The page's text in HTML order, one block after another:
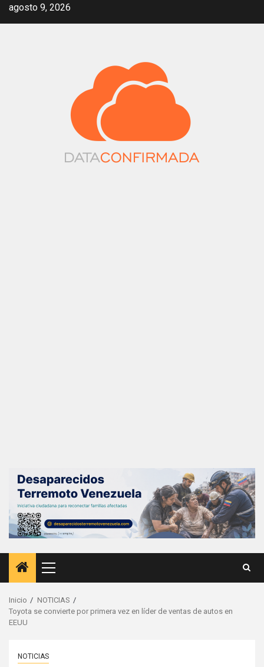
Saltar
agosto 9, 2026
Menú
principal
Inicio
NOTICIAS
Toyota se convierte por primera vez en líder de ventas de autos en
EEUU
NOTICIAS